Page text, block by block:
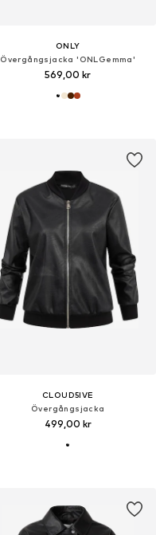
ONLY
Övergångsjacka 'ONLGemma'
569,00 kr
CLOUD5IVE
Övergångsjacka
499,00 kr